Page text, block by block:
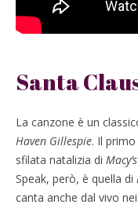
Santa
La canzone è un
Haven Gillespie. Il
sfilata natalizia di Macy’s
Speak, però, è quella di
canta anche dal vivo